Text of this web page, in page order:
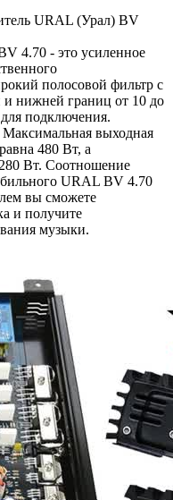
URAL (Урал) BV
4.70 - это усиленное
полосовой фильтр с
и нижней границ от 10 до
подключения.
выходная
480 Вт, а
Вт. Соотношение
URAL BV 4.70
вы сможете
и получите
музыки.